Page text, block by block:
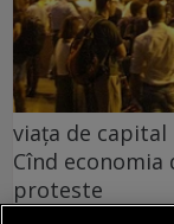
viața de capital
Cînd
proteste